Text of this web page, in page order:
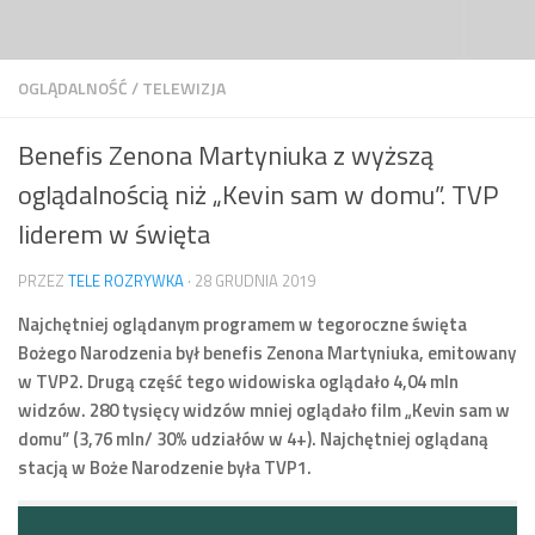
OGLĄDALNOŚĆ/TELEWIZJA
Benefis Zenona Martyniuka z wyższą
oglądalnością niż „Kevin sam w domu”. TVP
liderem w święta
PRZEZ TELE ROZRYWKA · 28 GRUDNIA 2019
Najchętniej oglądanym programem w tegoroczne święta
Bożego Narodzenia był benefis Zenona Martyniuka, emitowany
w TVP2. Drugą część tego widowiska oglądało 4,04 mln
widzów. 280 tysięcy widzów mniej oglądało film „Kevin sam w
domu” (3,76 mln/ 30% udziałów w 4+). Najchętniej oglądaną
stacją w Boże Narodzenie była TVP1.